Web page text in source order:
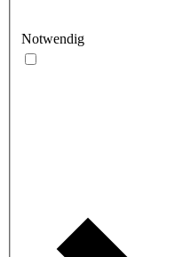
Notwendig